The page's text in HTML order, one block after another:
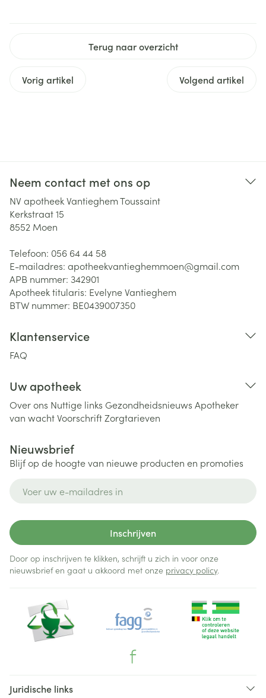
Terug naar overzicht
Vorig artikel Volgend artikel
Neem contact met ons op
NV apotheek Vantieghem Toussaint
Kerkstraat 15
8552 Moen
Telefoon: 056 64 44 58
E-mailadres: apotheekvantieghemmoen@gmail.com
APB nummer: 342901
Apotheek titularis: Evelyne Vantieghem
BTW nummer: BE0439007350
Klantenservice
FAQ
Uw apotheek
Over ons Nuttige links Gezondheidsnieuws Apotheker
van wachtVoorschriftZorgtarieven
Nieuwsbrief
Blijf op de hoogte van nieuwe producten en promoties
Inschrijven
Door op inschrijven te klikken, schrijft u zich in voor onze
nieuwsbrief en gaat u akkoord met onze privacy policy.
Juridische links